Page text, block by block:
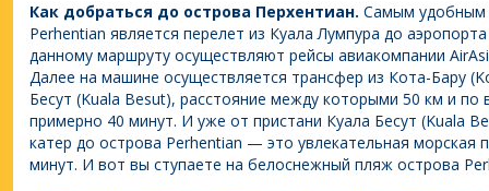
Как добраться до острова Перхентиан. Самым удобным
Perhentian является перелет из Куала Лумпура до
данному маршруту осуществляют рейсы авиакомпании
Далее на машине осуществляется трансфер из Кота-Бару
Бесут (Kuala Besut), расстояние между которыми 50 км и по
примерно 40 минут. И уже от пристани Куала Бесут (Kuala
катер до острова Perhentian — это увлекательная морская
минут. И вот вы ступаете на белоснежный пляж острова